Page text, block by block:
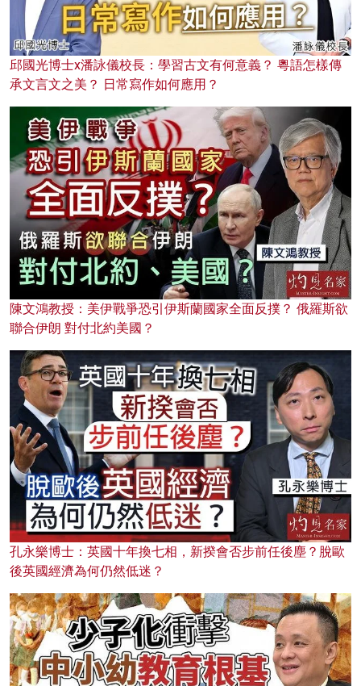
邱國光博士x潘詠儀校長：學習古文有何意義？ 粵語怎樣傳
承文言文之美？ 日常寫作如何應用？
陳文鴻教授：美伊戰爭恐引伊斯蘭國家全面反撲？ 俄羅斯欲
聯合伊朗 對付北約美國？
孔永樂博士：英國十年換七相，新揆會否步前任後塵？脫歐
後英國經濟為何仍然低迷？